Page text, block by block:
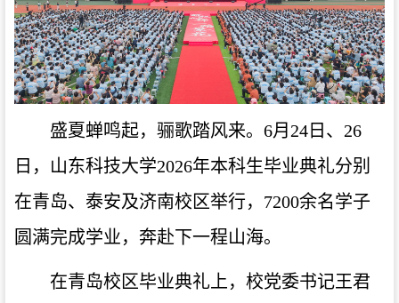
盛夏蝉鸣起，骊歌踏风来。6月24日、26
日，山东科技大学2026年本科生毕业典礼分别
在青岛、泰安及济南校区举行，7200余名学子
圆满完成学业，奔赴下一程山海。
在青岛校区毕业典礼上，校党委书记王君